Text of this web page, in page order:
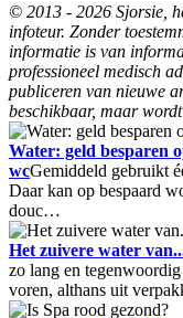
© 2013 - 2026 Sjorsie,
infoteur. Zonder
informatie is van
professioneel medisch
publiceren van nieuwe
beschikbaar, maar
Water: geld besparen
wcGemiddeld gebruikt
Daar kan op bespaard
douc…
Het zuivere water
zo lang en
voren, althans uit